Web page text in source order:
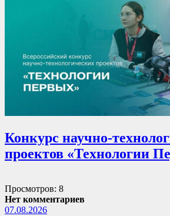
Конкурс научно-
проектов «Технологии
Просмотров: 8
Нет комментариев
07.08.2026